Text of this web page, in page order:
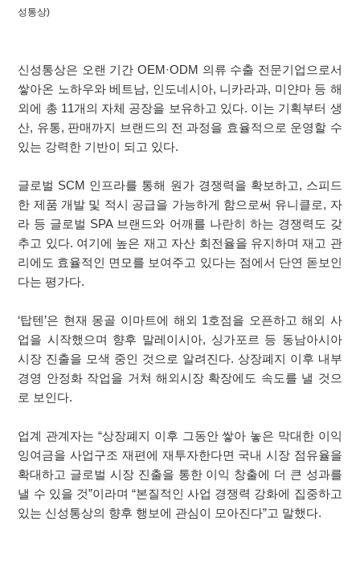
성통상)
신성통상은 오랜 기간 OEM·ODM 의류 수출 전문기업으로서
쌓아온 노하우와 베트남, 인도네시아, 니카라과, 미얀마 등 해
외에 총 11개의 자체 공장을 보유하고 있다. 이는 기획부터 생
산, 유통, 판매까지 브랜드의 전 과정을 효율적으로 운영할 수
있는 강력한 기반이 되고 있다.
글로벌 SCM 인프라를 통해 원가 경쟁력을 확보하고, 스피드
한 제품 개발 및 적시 공급을 가능하게 함으로써 유니클로, 자
라 등 글로벌 SPA 브랜드와 어깨를 나란히 하는 경쟁력도 갖
추고 있다. 여기에 높은 재고 자산 회전율을 유지하며 재고 관
리에도 효율적인 면모를 보여주고 있다는 점에서 단연 돋보인
다는 평가다.
‘탑텐’은 현재 몽골 이마트에 해외 1호점을 오픈하고 해외 사
업을 시작했으며 향후 말레이시아, 싱가포르 등 동남아시아
시장 진출을 모색 중인 것으로 알려진다. 상장폐지 이후 내부
경영 안정화 작업을 거쳐 해외시장 확장에도 속도를 낼 것으
로 보인다.
업계 관계자는 “상장폐지 이후 그동안 쌓아 놓은 막대한 이익
잉여금을 사업구조 재편에 재투자한다면 국내 시장 점유율을
확대하고 글로벌 시장 진출을 통한 이익 창출에 더 큰 성과를
낼 수 있을 것”이라며 “본질적인 사업 경쟁력 강화에 집중하고
있는 신성통상의 향후 행보에 관심이 모아진다”고 말했다.